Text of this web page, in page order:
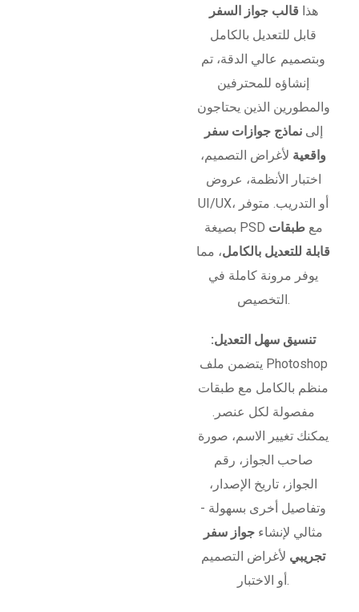
هذا قالب جواز السفر
قابل للتعديل بالكامل
وبتصميم عالي الدقة، تم
إنشاؤه للمحترفين
والمطورين الذين يحتاجون
إلىنماذج جوازات سفر
واقعية لأغراض التصميم،
اختبار الأنظمة، عروض
UI/UX، أو التدريب. متوفر
بصيغة PSD معطبقات
قابلة للتعديل بالكامل، مما
يوفر مرونة كاملة في
التخصيص.
تنسيق سهل التعديل:
يتضمن ملف Photoshop
منظم بالكامل مع طبقات
مفصولة لكل عنصر.
يمكنك تغيير الاسم، صورة
صاحب الجواز، رقم
الجواز، تاريخ الإصدار،
وتفاصيل أخرى بسهولة -
مثالي لإنشاء جواز سفر
تجريبي لأغراض التصميم
أو الاختبار.